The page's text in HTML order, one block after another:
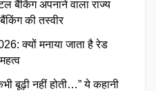
बैंकिंग अपनाने वाला राज्य
की तस्वीर
क्यों मनाया जाता है रेड
बूढ़ी नहीं होती…” ये कहानी